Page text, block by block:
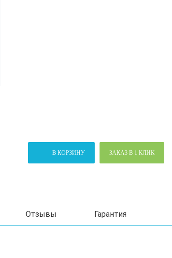
В КОРЗИНУ ЗАКАЗ В 1 КЛИК
Отзывы Гарантия